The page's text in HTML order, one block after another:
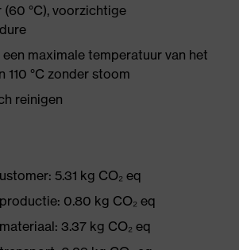
°C), voorzichtige
maximale temperatuur van het
110 °C zonder stoom
reinigen
5.31 kg CO₂ eq
0.80 kg CO₂ eq
3.37 kg CO₂ eq